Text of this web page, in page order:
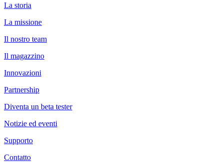
La storia
La missione
Il nostro team
Il magazzino
Innovazioni
Partnership
Diventa un beta tester
Notizie ed eventi
Supporto
Contatto